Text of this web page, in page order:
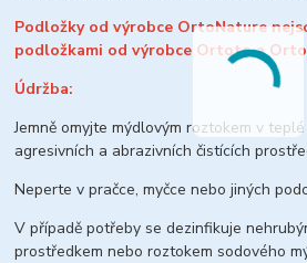
Podložky od výrobce OrtoNature
podložkami od výrobce Ortoto a
Údržba:
Jemně omyjte mýdlovým roztokem v
agresivních a abrazivních čistících
Neperte v pračce, myčce nebo jiných
V případě potřeby se dezinfikuje
prostředkem nebo roztokem sodového